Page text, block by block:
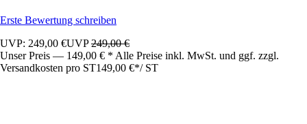
Erste Bewertung schreiben
UVP: 249,00 €UVP249,00 €
Unser Preis — 149,00 € * Alle Preise inkl. MwSt. und ggf. zzgl.
Versandkosten pro ST149,00 €*/ ST